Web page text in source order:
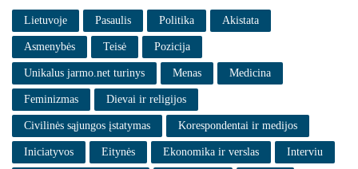
Lietuvoje Pasaulis Politika Akistata
Asmenybės Teisė Pozicija
Unikalus jarmo.net turinys Menas Medicina
Feminizmas Dievai ir religijos
Civilinės sąjungos įstatymas Korespondentai ir medijos
Iniciatyvos Eitynės Ekonomika ir verslas Interviu